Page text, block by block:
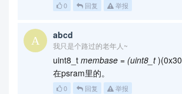
0 回复 举报
abcd
我只是个路过的老年人~
uint8_t membase = (uint8_t
在psram里的。
0 回复 举报